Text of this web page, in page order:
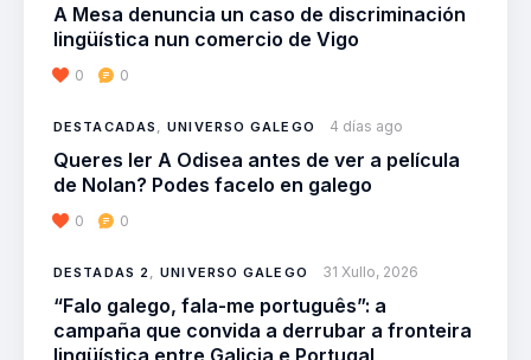
A Mesa denuncia un caso de discriminación
lingüística nun comercio de Vigo
0 0
DESTACADAS ,UNIVERSO GALEGO 4 días ago
Queres ler A Odisea antes de ver a película
de Nolan? Podes facelo en galego
0 0
DESTADAS 2,UNIVERSO GALEGO 31 Xullo, 2026
“Falo galego, fala-me português”: a
campaña que convida a derrubar a fronteira
lingüística entre Galicia e Portugal